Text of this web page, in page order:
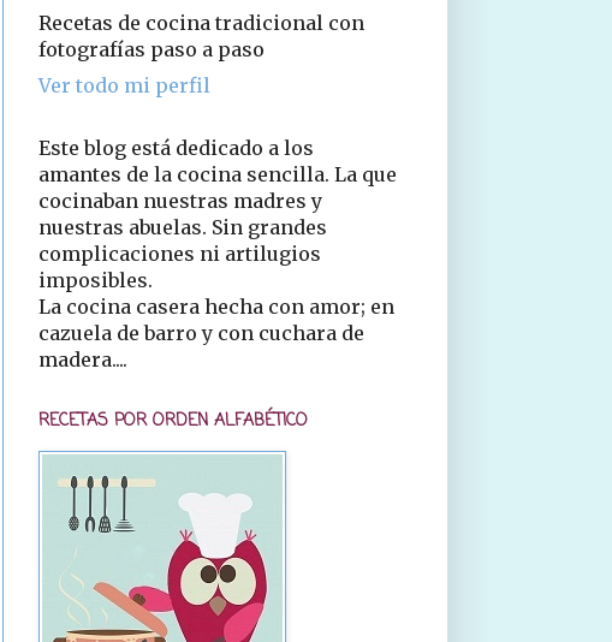
Recetas de cocina tradicional con
fotografías paso a paso
Ver todo mi perfil
Este blog está dedicado a los
amantes de la cocina sencilla. La que
cocinaban nuestras madres y
nuestras abuelas. Sin grandes
complicaciones ni artilugios
imposibles.
La cocina casera hecha con amor; en
cazuela de barro y con cuchara de
madera....
RECETAS POR ORDEN ALFABÉTICO